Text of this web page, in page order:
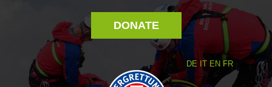
DONATE
DE IT EN FR